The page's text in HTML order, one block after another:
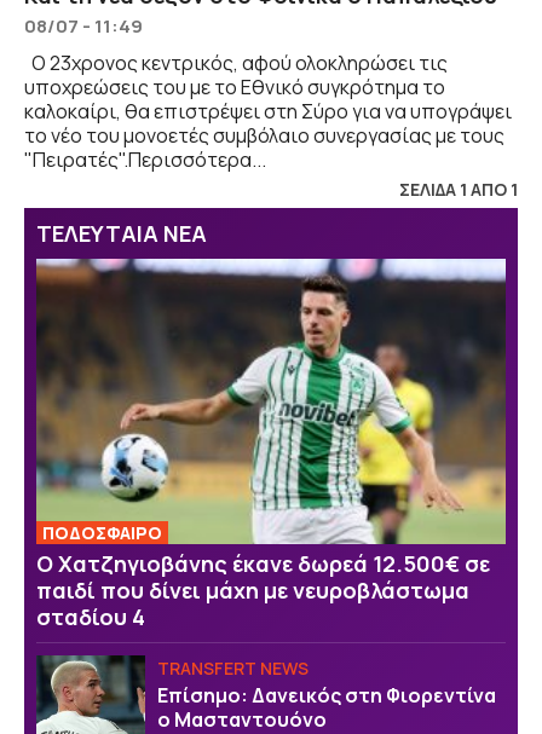
08/07 - 11:49
Ο 23χρονος κεντρικός, αφού ολοκληρώσει τις
υποχρεώσεις του με το Eθνικό συγκρότημα το
καλοκαίρι, θα επιστρέψει στη Σύρο για να υπογράψει
το νέο του μονοετές συμβόλαιο συνεργασίας με τους
"Πειρατές".Περισσότερα...
ΣΕΛΙΔΑ 1 ΑΠΟ 1
ΤΕΛΕΥΤΑΙΑ ΝΕΑ
ΠΟΔΟΣΦΑΙΡΟ
Ο Χατζηγιοβάνης έκανε δωρεά 12.500€ σε
παιδί που δίνει μάχη με νευροβλάστωμα
σταδίου 4
TRANSFERT NEWS
Επίσημο: Δανεικός στη Φιορεντίνα
ο Μασταντουόνο